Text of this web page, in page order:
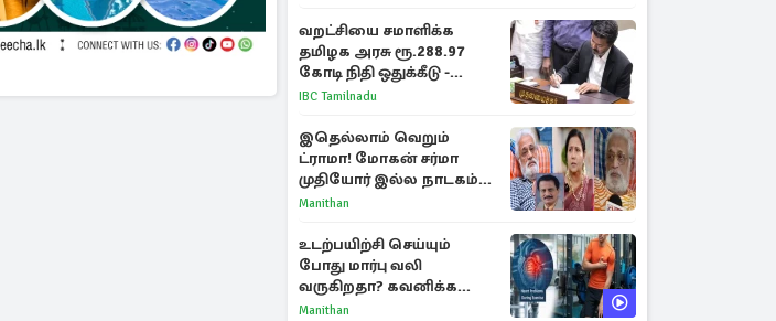
வறட்சியை சமாளிக்க
தமிழக அரசு ரூ.288.97
கோடி நிதி ஒதுக்கீடு -
வெளியான அரசாணை
IBC Tamilnadu
இதெல்லாம் வெறும்
ட்ராமா! மோகன் சர்மா
முதியோர் இல்ல நாடகம்
குறித்து குட்டி பத்மினி
Manithan
உடற்பயிற்சி செய்யும்
போது மார்பு வலி
வருகிறதா? கவனிக்க
வேண்டிய எச்சரிக்கை
Manithan